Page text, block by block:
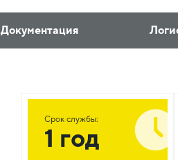
Документация
Срок службы:
1 год